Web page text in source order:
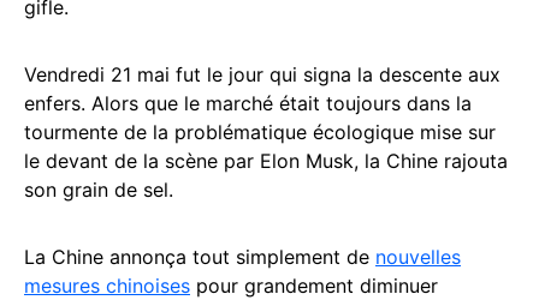
gifle.
Vendredi 21 mai fut le jour qui signa la descente aux
enfers. Alors que le marché était toujours dans la
tourmente de la problématique écologique mise sur
le devant de la scène par Elon Musk, la Chine rajouta
son grain de sel.
La Chine annonça tout simplement de nouvelles
mesures chinoises pour grandement diminuer